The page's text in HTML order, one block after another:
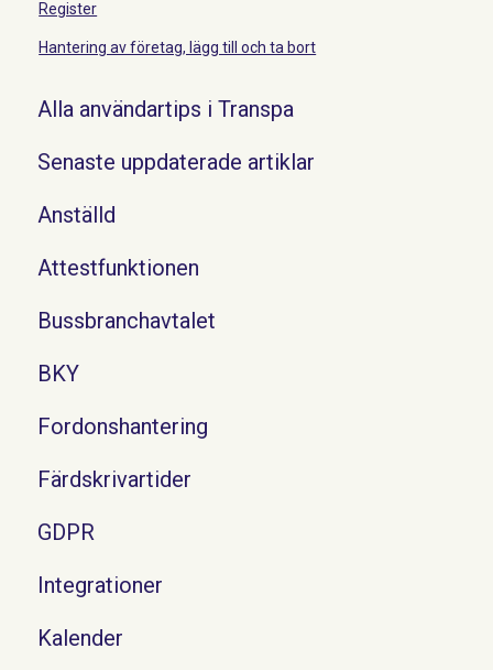
Register
Hantering av företag, lägg till och ta bort
Alla användartips i Transpa
Senaste uppdaterade artiklar
Anställd
Attestfunktionen
Bussbranchavtalet
BKY
Fordonshantering
Färdskrivartider
GDPR
Integrationer
Kalender